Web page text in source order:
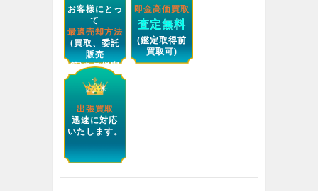
お客様にとっ
て
最適売却方法
(買取、委託
販売
等)をご提案
します。
即金高価買取
査定無料
(鑑定取得前
買取可)
出張買取
迅速に対応
いたします。